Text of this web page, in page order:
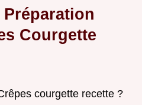
Courgette
courgette recette ?